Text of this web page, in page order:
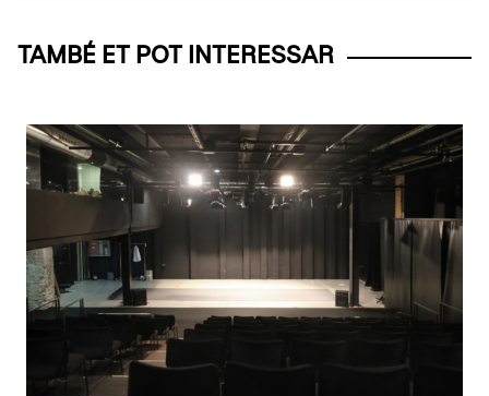
TAMBÉ ET POT INTERESSAR